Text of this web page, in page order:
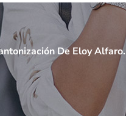
De Eloy Alfaro.